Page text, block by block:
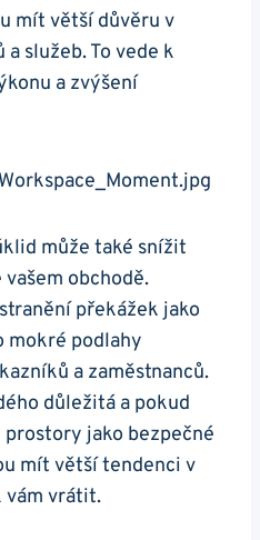
mít větší důvěru v
služeb. To vede k
a zvýšení
může také snížit
obchodě.
překážek jako
mokré podlahy
a zaměstnanců.
důležitá a pokud
jako bezpečné
mít větší tendenci v
vám vrátit.